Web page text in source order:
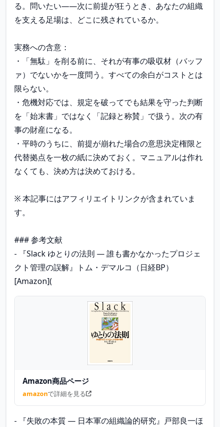
る。問いたい——次に前提が狂うとき、あなたの組織
を支える足場は、どこに残されているか。
実務への含意：
・「無駄」を削る前に、それが有事の吸収材（バッフ
ァ）でないかを一度問う。すべての余白がコストとは
限らない。
・危機対応では、規定を破ってでも結果を守った判断
を「始末書」ではなく「記録と称賛」で扱う。次の有
事の財産になる。
・平時のうちに、前提が崩れた場合の意思決定権限と
代替拠点を一枚の紙に決めておく。マニュアルは作れ
なくても、決め方は決めておける。
※ 本記事にはアフィリエイトリンクが含まれていま
す。
### 参考文献
- 『Slack ゆとりの法則 ― 誰も書かなかったプロジェ
クト管理の誤解』トム・デマルコ（日経BP）
[Amazon](
Amazon商品ページ
amazonで詳細を見る
- 『失敗の本質 ― 日本軍の組織論的研究』戸部良一ほ